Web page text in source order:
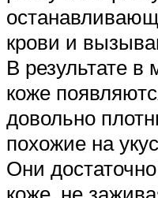
крови и
В результате в
коже
довольно
похожие на
Они